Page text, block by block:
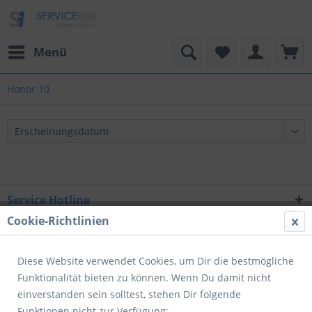
Menü
Honor 10
Service Hotline
Shop Service
Informationen
Newsletter
Cookie-Richtlinien
Diese Website verwendet Cookies, um Dir die bestmögliche
Funktionalität bieten zu können. Wenn Du damit nicht
einverstanden sein solltest, stehen Dir folgende